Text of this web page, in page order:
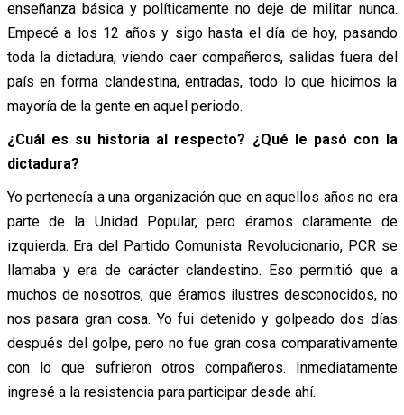
enseñanza básica y políticamente no deje de militar nunca.
Empecé a los 12 años y sigo hasta el día de hoy, pasando
toda la dictadura, viendo caer compañeros, salidas fuera del
país en forma clandestina, entradas, todo lo que hicimos la
mayoría de la gente en aquel periodo.
¿Cuál es su historia al respecto? ¿Qué le pasó con la
dictadura?
Yo pertenecía a una organización que en aquellos años no era
parte de la Unidad Popular, pero éramos claramente de
izquierda. Era del Partido Comunista Revolucionario, PCR se
llamaba y era de carácter clandestino. Eso permitió que a
muchos de nosotros, que éramos ilustres desconocidos, no
nos pasara gran cosa. Yo fui detenido y golpeado dos días
después del golpe, pero no fue gran cosa comparativamente
con lo que sufrieron otros compañeros. Inmediatamente
ingresé a la resistencia para participar desde ahí.